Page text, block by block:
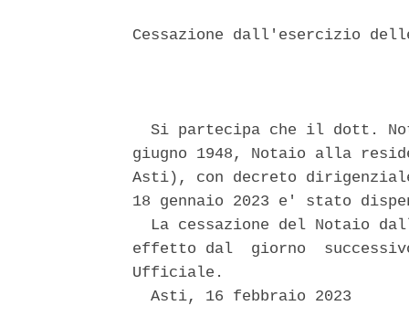
Cessazione dall'esercizio
Si partecipa che il dott.
giugno 1948, Notaio alla
Asti), con decreto
18 gennaio 2023 e' stato
La cessazione del Notaio
effetto dal  giorno
Ufficiale.
  Asti, 16 febbraio 2023